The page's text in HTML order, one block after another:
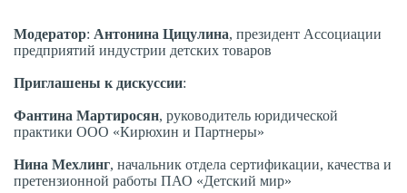
Модератор: Антонина Цицулина, президент Ассоциации
предприятий индустрии детских товаров
Приглашены к дискуссии:
Фантина Мартиросян, руководитель юридической
практики ООО «Кирюхин и Партнеры»
Нина Мехлинг, начальник отдела сертификации, качества и
претензионной работы ПАО «Детский мир»